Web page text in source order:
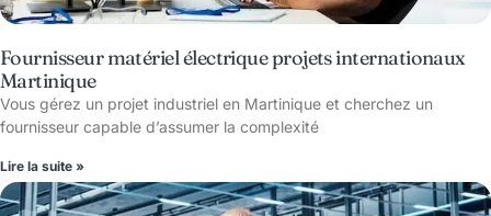
Fournisseur matériel électrique projets internationaux
Martinique
Vous gérez un projet industriel en Martinique et cherchez un
fournisseur capable d’assumer la complexité
Lire la suite »